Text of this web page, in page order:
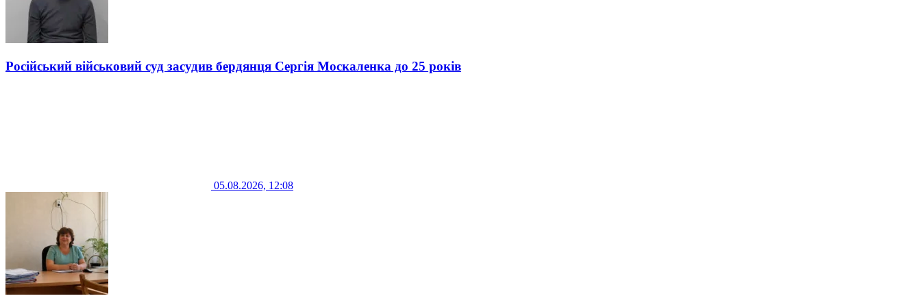
Російський військовий суд засудив бердянця Сергія Москаленка до 25 років
05.08.2026, 12:08